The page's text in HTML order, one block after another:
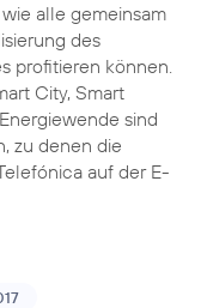
alle gemeinsam
des
profitieren können.
City, Smart
sind
zu denen die
auf der E-